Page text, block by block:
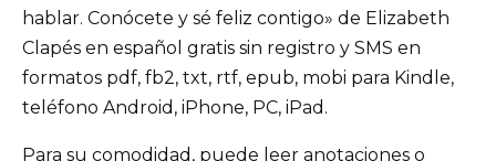
hablar. Conócete y sé feliz contigo» de Elizabeth
Clapés en español gratis sin registro y SMS en
formatos pdf, fb2, txt, rtf, epub, mobi para Kindle,
teléfono Android, iPhone, PC, iPad.
Para su comodidad, puede leer anotaciones o